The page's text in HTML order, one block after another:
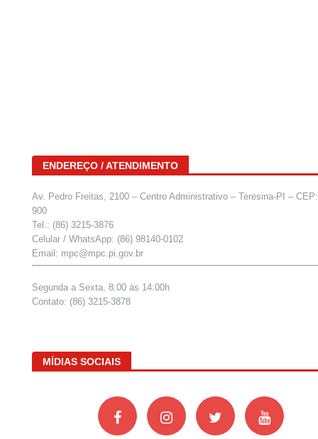
ENDEREÇO / ATENDIMENTO
Av. Pedro Freitas, 2100 – Centro Administrativo – Teresina-PI –
900
Tel.: (86) 3215-3876
Celular / WhatsApp: (86) 98140-0102
Email: mpc@mpc.pi.gov.br
Segunda a Sexta, 8:00 às 14:00h
Contato: (86) 3215-3878
MÍDIAS SOCIAIS